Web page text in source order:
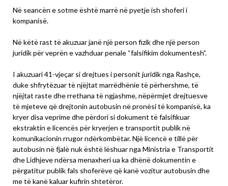
Në seancën e sotme është marrë në pyetje ish shoferi i
kompanisë.
Në këtë rast të akuzuar janë një person fizik dhe një person
juridik për veprën e vazhduar penale “falsifikim dokumentesh”.
I akuzuari 41-vjeçar si drejtues i personit juridik nga Rashçe,
duke shfrytëzuar të njëjtat marrëdhënie të përhershme, të
njëjtat raste dhe rrethana të ngjashme, nëpërmjet drejtuesve
të mjeteve që drejtonin autobusin në pronësi të kompanisë, ka
kryer disa veprime dhe përdori si dokument të falsifikuar
ekstraktin e licencës për kryerjen e transportit publik në
komunikacionin rrugor ndërkombëtar. Një licencë e tillë për
autobusin në fjalë nuk është lëshuar nga Ministria e Transportit
dhe Lidhjeve ndërsa menaxheri ua ka dhënë dokumentin e
përgatitur publik fals shoferëve që kanë vozitur autobusin dhe
me të kanë kaluar kufirin shtetëror.